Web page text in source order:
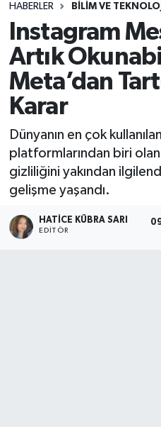
HABERLER BILIM VE TEKNOLOJI
Instagram
Artık
Meta’dan
Karar
Dünyanın en çok
platformlarından biri olan
gizliliğini yakından
gelişme yaşandı.
HATICE KÜBRA SARI
EDITÖR
Ulusal Haberler
Vefat Edenler